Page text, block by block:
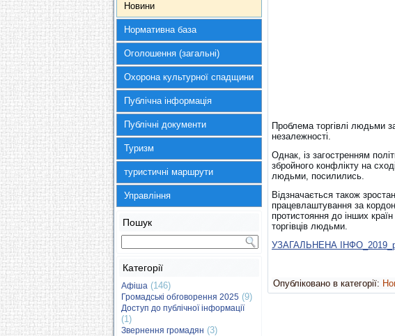
Новини
Нормативна база
Оголошення (загальні)
Охорона культурної спадщини
Публічна інформація
Публічні документи
Туризм
туристичні маршрути
Управління
Пошук
Категорії
Афіша (146)
Громадські обговорення 2025 (9)
Доступ до публічної інформації
(1)
Звернення громадян (3)
Проблема торгівлі людьми
незалежності.
Однак, із загостренням
збройного конфлікту на
людьми, посилились.
Відзначається також
працевлаштування за
протистояння до інших
торгівців людьми.
УЗАГАЛЬНЕНА
Опубліковано в категорії: